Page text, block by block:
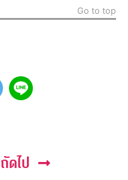
Go to top
ถัดไป